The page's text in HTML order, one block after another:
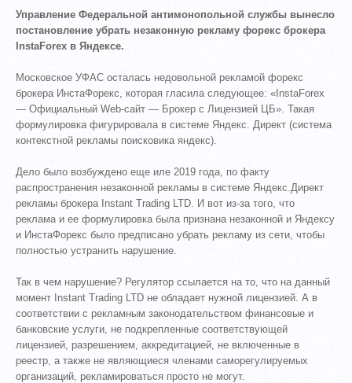
Управление Федеральной антимонопольной службы вынесло
постановление убрать незаконную рекламу форекс брокера
InstaForex в Яндексе.
Московское УФАС осталась недовольной рекламой форекс
брокера ИнстаФорекс, которая гласила следующее: «InstaForex
— Официальный Web-сайт — Брокер с Лицензией ЦБ». Такая
формулировка фигурировала в системе Яндекс. Директ (система
контекстной рекламы поисковика яндекс).
Дело было возбуждено еще иле 2019 года, по факту
распространения незаконной рекламы в системе Яндекс.Директ
рекламы брокера Instant Trading LTD. И вот из-за того, что
реклама и ее формулировка была признана незаконной и Яндексу
и ИнстаФорекс было предписано убрать рекламу из сети, чтобы
полностью устранить нарушение.
Так в чем нарушение? Регулятор ссылается на то, что на данный
момент Instant Trading LTD не обладает нужной лицензией. А в
соответствии с рекламным законодательством финансовые и
банковские услуги, не подкрепленные соответствующей
лицензией, разрешением, аккредитацией, не включенные в
реестр, а также не являющиеся членами саморегулируемых
организаций, рекламироваться просто не могут.